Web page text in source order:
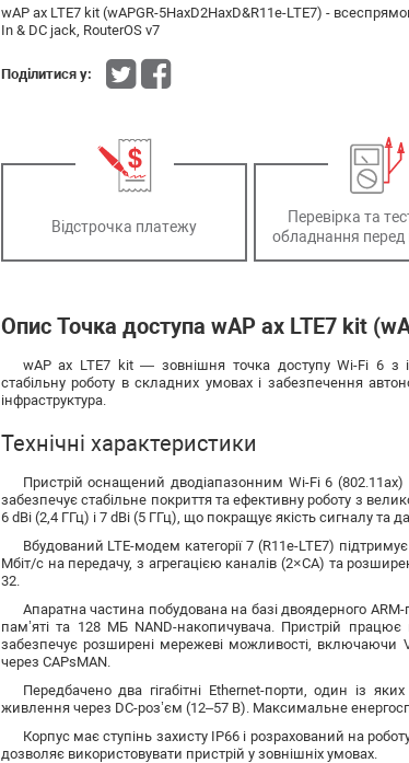
wAP ax LTE7 kit (wAPGR-5HaxD2HaxD&R11e-LTE7) -
In & DC jack, RouterOS v7
Поділитися у:
Відстрочка платежу
Перевірка та
обладнання
Опис Точка доступа wAP ax LTE7 kit
wAP ax LTE7 kit — зовнішня точка доступу Wi-Fi 6 з
стабільну роботу в складних умовах і забезпечення
інфраструктура.
Технічні характеристики
Пристрій оснащений дводіапазонним Wi-Fi 6
забезпечує стабільне покриття та ефективну роботу з
6 dBi (2,4 ГГц) і 7 dBi (5 ГГц), що покращує якість сигналу та
Вбудований LTE-модем категорії 7 (R11e-LTE7)
Мбіт/с на передачу, з агрегацією каналів (2×CA) та
32.
Апаратна частина побудована на базі двоядерного
пам’яті та 128 МБ NAND-накопичувача. Пристрій
забезпечує розширені мережеві можливості, включаючи
через CAPsMAN.
Передбачено два гігабітні Ethernet-порти, один із
живлення через DC-роз’єм (12–57 В). Максимальне
Корпус має ступінь захисту IP66 і розрахований на
дозволяє використовувати пристрій у зовнішніх умовах.